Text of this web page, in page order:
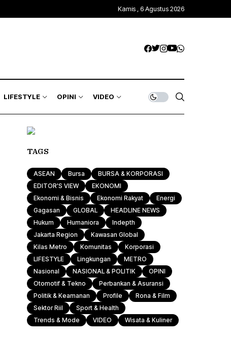
Kamis , 6 Agustus 2026
LIFESTYLE
Wisata & Kuliner
Komunitas
Sport & Health
Otomotif & Tekno
OPINI
Indepth
VIDEO
TAGS
ASEAN Bursa
BURSA & KORPORASI
EDITOR'S VIEW
EKONOMI
Ekonomi & Bisnis
Ekonomi Rakyat
Energi
Gagasan
GLOBAL
HEADLINE NEWS
Hukum
Humaniora
Indepth
Jakarta Region
Kawasan Global
Kilas Metro
Komunitas
Korporasi
LIFESTYLE
Lingkungan
METRO
Nasional
NASIONAL & POLITIK
OPINI
Otomotif & Tekno
Perbankan & Asuransi
Politik & Keamanan
Profile
Rona & Film
Sektor Riil
Sport & Health
Trends & Mode
VIDEO Wisata & Kuliner